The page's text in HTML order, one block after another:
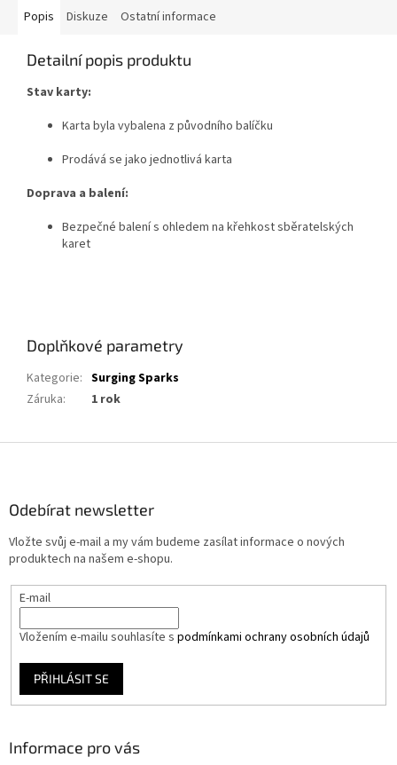
Popis Diskuze Ostatní informace
Detailní popis produktu
Stav karty:
Karta byla vybalena z původního balíčku
Prodává se jako jednotlivá karta
Doprava a balení:
Bezpečné balení s ohledem na křehkost sběratelských
karet
Doplňkové parametry
Kategorie: Surging Sparks
Záruka: 1 rok
Odebírat newsletter
Vložte svůj e-mail a my vám budeme zasílat informace o nových
produktech na našem e-shopu.
E-mail
Vložením e-mailu souhlasíte s podmínkami ochrany osobních údajů
PŘIHLÁSIT SE
Informace pro vás